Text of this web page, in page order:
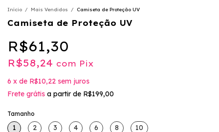
Início / Mais Vendidos / Camiseta de Proteção UV
Camiseta de Proteção UV
R$61,30
R$58,24 com Pix
6 x de R$10,22 sem juros
Frete grátis a partir de R$199,00
Tamanho
1 2 3 4 6 8 10